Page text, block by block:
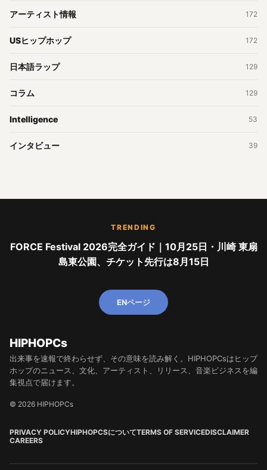
アーティスト情報 172
USヒップホップ 172
日本語ラップ 129
コラム 129
Intelligence 53
インタビュー 39
TRENDING
FORCE Festival 2026完全ガイド｜10月25日・川崎 東扇
島東公園、チケット先行は8月15日
ENページ
HIPHOPCs
出来事を速報で終わらせず、その意味を読み解く。HIPHOPCsはヒップ
ホップのニュース、文化、アーティスト、リリース、音楽ビジネスを編
集視点で届けます。
© 2026 HIPHOPCs
PRIVACY POLICYHIPHOPCSについてTERMS OF SERVICEDISCLAIMER
CAREERS